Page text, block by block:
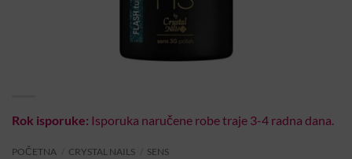
Rok isporuke: Isporuka naručene robe traje 3-4 radna dana.
POČETNA CRYSTAL NAILS SENS